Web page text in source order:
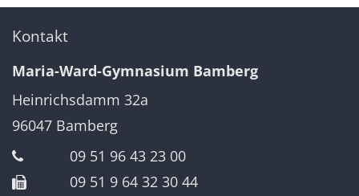
Kontakt
Maria-Ward-Gymnasium Bamberg
Heinrichsdamm 32a
96047 Bamberg
09 51 96 43 23 00
09 51 9 64 32 30 44